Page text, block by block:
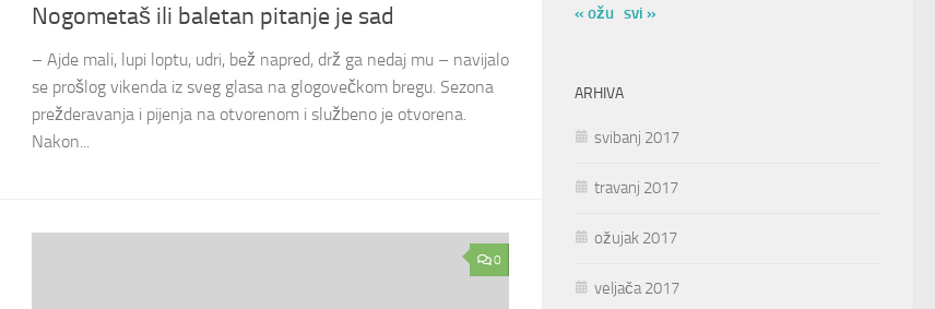
Nogometaš ili baletan pitanje je sad
– Ajde mali, lupi loptu, udri, bež napred, drž ga nedaj mu – navijalo
se prošlog vikenda iz sveg glasa na glogovečkom bregu. Sezona
prežderavanja i pijenja na otvorenom i službeno je otvorena.
Nakon...
0
« ožu svi »
ARHIVA
svibanj 2017
travanj 2017
ožujak 2017
veljača 2017